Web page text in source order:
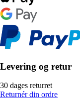
Levering og retur
30 dages returret
Returnér din ordre